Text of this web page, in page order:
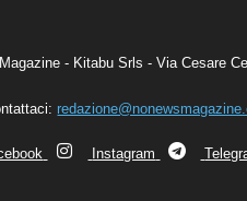
- Kitabu Srls - Via Cesare
Instagram